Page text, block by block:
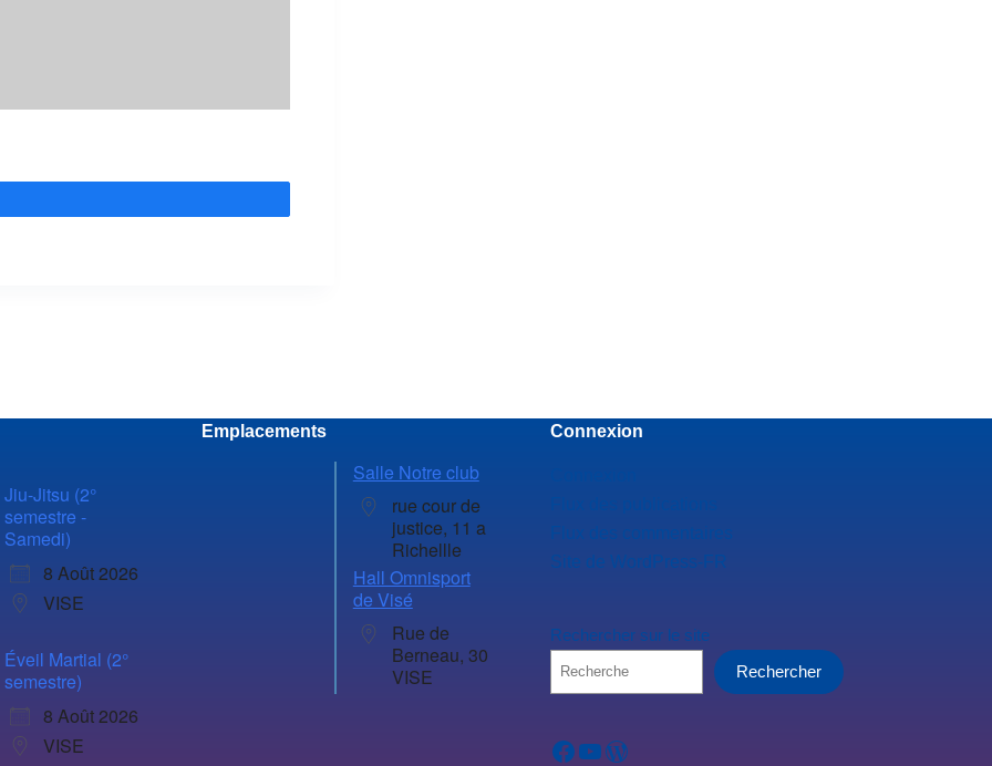
Jiu-Jitsu (2°
semestre -
Samedi)
8 Août 2026
VISE
Éveil Martial (2°
semestre)
8 Août 2026
VISE
Emplacements
Salle Notre club
rue cour de
justice, 11 a
Richellle
Hall Omnisport
de Visé
Rue de
Berneau, 30
VISE
Connexion
Flux des commentaires
Site de WordPress-FR
Rechercher sur le site
Rechercher
Facebook
YouTube
WordPress